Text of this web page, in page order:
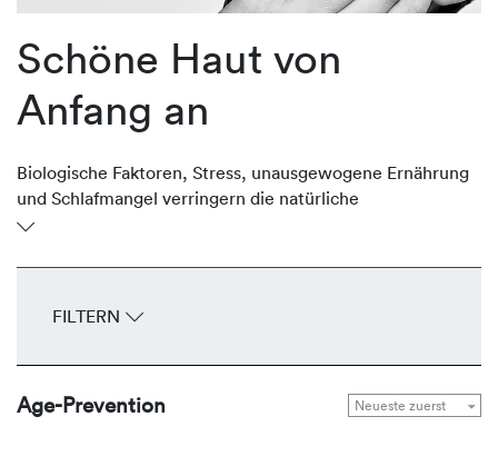
Schöne Haut von
Anfang an
Biologische Faktoren, Stress, unausgewogene Ernährung
und Schlafmangel verringern die natürliche
Regenerationsfähigkeit der Haut. Früh werden erste
müder Teint sichtbar. REVIDERM unterstützt die Haut
wirken, den Feuchtigkeitshaushalt regulieren und helfen,
FILTERN
Age-Prevention